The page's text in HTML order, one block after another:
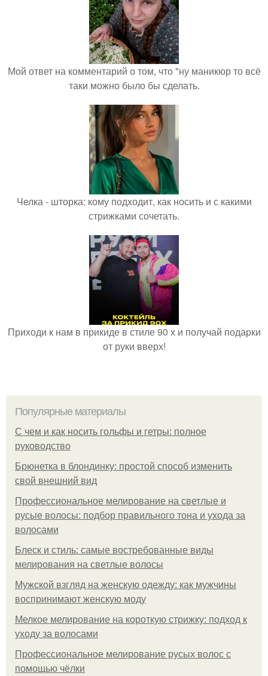
Мой ответ на комментарий о том, что "ну маникюр то всё
таки можно было бы сделать.
Челка - шторка: кому подходит, как носить и с какими
стрижками сочетать.
Приходи к нам в прикиде в стиле 90 х и получай подарки
от руки вверх!
Популярные материалы
С чем и как носить гольфы и гетры: полное
руководство
Брюнетка в блондинку: простой способ изменить
свой внешний вид
Профессиональное мелирование на светлые и
русые волосы: подбор правильного тона и ухода за
волосами
Блеск и стиль: самые востребованные виды
мелирования на светлые волосы
Мужской взгляд на женскую одежду: как мужчины
воспринимают женскую моду
Мелкое мелирование на короткую стрижку: подход к
уходу за волосами
Профессиональное мелирование русых волос с
помощью чёлки